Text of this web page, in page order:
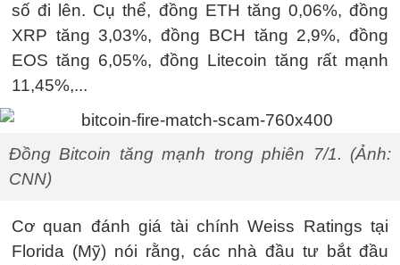
số đi lên. Cụ thể, đồng ETH tăng 0,06%, đồng
XRP tăng 3,03%, đồng BCH tăng 2,9%, đồng
EOS tăng 6,05%, đồng Litecoin tăng rất mạnh
11,45%,...
Đồng Bitcoin tăng mạnh trong phiên 7/1. (Ảnh:
CNN)
Cơ quan đánh giá tài chính Weiss Ratings tại
Florida (Mỹ) nói rằng, các nhà đầu tư bắt đầu